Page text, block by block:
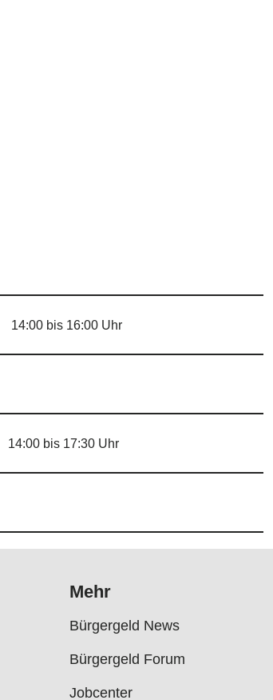
14:00 bis 16:00 Uhr
14:00 bis 17:30 Uhr
Mehr
Bürgergeld News
Bürgergeld Forum
Jobcenter